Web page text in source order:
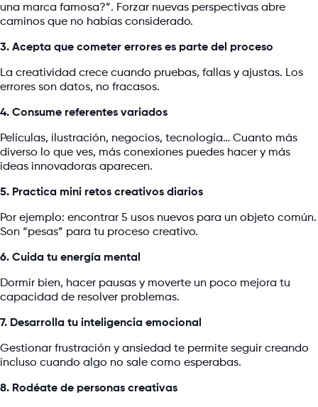
una marca famosa?”. Forzar nuevas perspectivas abre
caminos que no habías considerado.
3. Acepta que cometer errores es parte del proceso
La creatividad crece cuando pruebas, fallas y ajustas. Los
errores son datos, no fracasos.
4. Consume referentes variados
Películas, ilustración, negocios, tecnología… Cuanto más
diverso lo que ves, más conexiones puedes hacer y más
ideas innovadoras aparecen.
5. Practica mini retos creativos diarios
Por ejemplo: encontrar 5 usos nuevos para un objeto común.
Son “pesas” para tu proceso creativo.
6. Cuida tu energía mental
Dormir bien, hacer pausas y moverte un poco mejora tu
capacidad de resolver problemas.
7. Desarrolla tu inteligencia emocional
Gestionar frustración y ansiedad te permite seguir creando
incluso cuando algo no sale como esperabas.
8. Rodéate de personas creativas